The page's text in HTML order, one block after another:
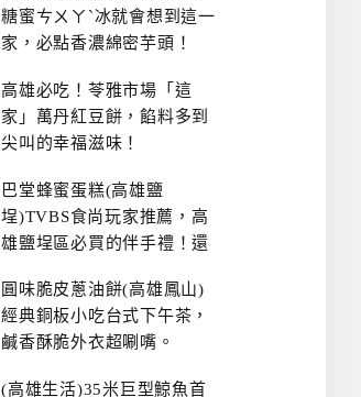
糖蜜ㄘㄨㄚˋ冰就會想到這一
家，必點香濃綿密芋頭！
高雄必吃！苓雅市場「這
家」萬丹紅豆餅，餡料多到
尖叫的幸福滋味！
巴堂蜂蜜蛋糕(高雄鹽
埕)TVBS食尚玩家推薦，高
雄鹽埕區必買的伴手禮！還
圓味脆皮蔥油餅(高雄鳳山)
經典銅板小吃台式下午茶，
鹹香酥脆外衣超唰嘴。
(高雄生活)35米巨型鯨魚首